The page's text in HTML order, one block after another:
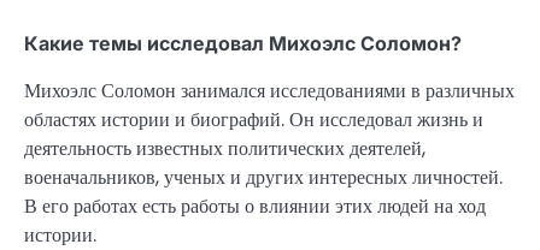
Какие темы исследовал Михоэлс Соломон?
Михоэлс Соломон занимался исследованиями в различных
областях истории и биографий. Он исследовал жизнь и
деятельность известных политических деятелей,
военачальников, ученых и других интересных личностей.
В его работах есть работы о влиянии этих людей на ход
истории.